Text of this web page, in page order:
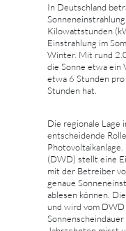
In Deutschland
Kilowattstunden
Einstrahlung im
Winter. Mit rund
die Sonne etwa ein
etwa 6 Stunden
Stunden hat.
Die regionale Lage
entscheidende
(DWD) stellt eine
mit der Betreiber
genaue
ablesen können.
und wird vom